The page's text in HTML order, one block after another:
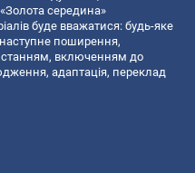
середина»
буде вважатися: будь-яке
поширення,
включенням до
адаптація, переклад